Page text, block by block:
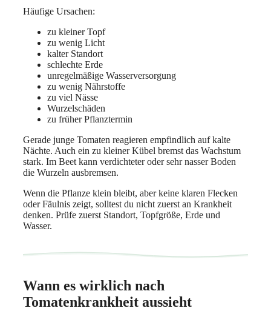
Häufige Ursachen:
zu kleiner Topf
zu wenig Licht
kalter Standort
schlechte Erde
unregelmäßige Wasserversorgung
zu wenig Nährstoffe
zu viel Nässe
Wurzelschäden
zu früher Pflanztermin
Gerade junge Tomaten reagieren empfindlich auf kalte
Nächte. Auch ein zu kleiner Kübel bremst das Wachstum
stark. Im Beet kann verdichteter oder sehr nasser Boden
die Wurzeln ausbremsen.
Wenn die Pflanze klein bleibt, aber keine klaren Flecken
oder Fäulnis zeigt, solltest du nicht zuerst an Krankheit
denken. Prüfe zuerst Standort, Topfgröße, Erde und
Wasser.
Wann es wirklich nach
Tomatenkrankheit aussieht